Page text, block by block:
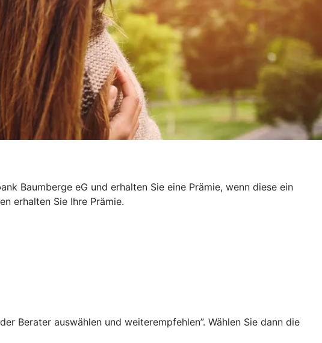
Baumberge eG und erhalten Sie eine Prämie, wenn diese ein
erhalten Sie Ihre Prämie.
Berater auswählen und weiterempfehlen”. Wählen Sie dann die